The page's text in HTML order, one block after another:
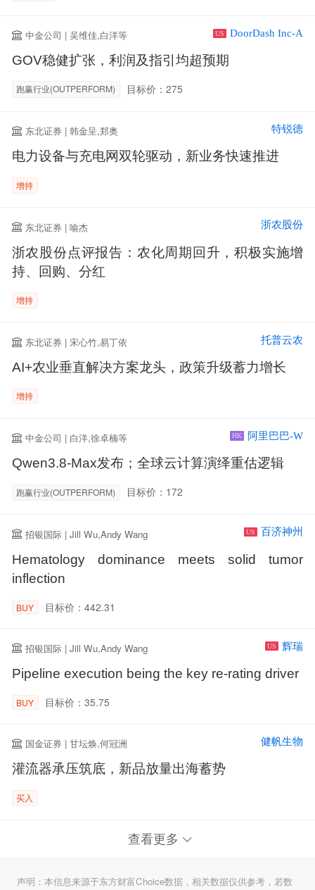
中金公司 | 吴维佳,白洋等 US DoorDash Inc-A
GOV稳健扩张，利润及指引均超预期
跑赢行业(OUTPERFORM) 目标价：275
东北证券 | 韩金呈,郑奥 特锐德
电力设备与充电网双轮驱动，新业务快速推进
增持
东北证券 | 喻杰 浙农股份
浙农股份点评报告：农化周期回升，积极实施增
持、回购、分红
增持
东北证券 | 宋心竹,易丁依 托普云农
AI+农业垂直解决方案龙头，政策升级蓄力增长
增持
中金公司 | 白洋,徐卓楠等 HK 阿里巴巴-W
Qwen3.8-Max发布；全球云计算演绎重估逻辑
跑赢行业(OUTPERFORM) 目标价：172
招银国际 | Jill Wu,Andy Wang US 百济神州
Hematology dominance meets solid tumor
inflection
BUY 目标价：442.31
招银国际 | Jill Wu,Andy Wang US 辉瑞
Pipeline execution being the key re-rating driver
BUY 目标价：35.75
国金证券 | 甘坛焕,何冠洲 健帆生物
灌流器承压筑底，新品放量出海蓄势
买入
查看更多
声明：本信息来源于东方财富Choice数据，相关数据仅供参考，若数